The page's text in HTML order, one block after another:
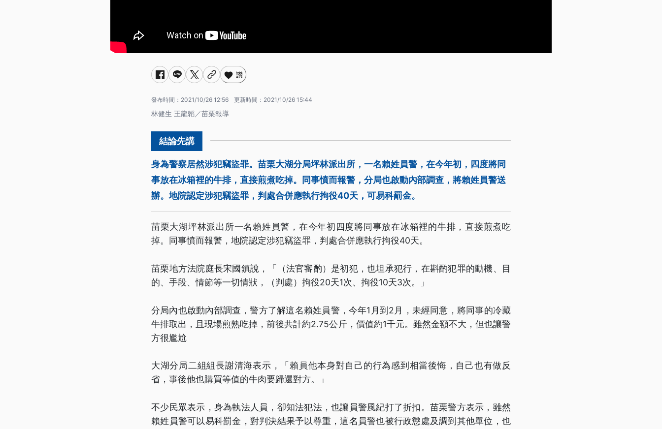
讚
發布時間： 2021/10/26 12:56 更新時間： 2021/10/26 15:44
林健生 王龍韜／苗栗報導
身為警察居然涉犯竊盜罪。苗栗大湖分局坪林派出所，一名賴姓員警，在今年初，四度將同
事放在冰箱裡的牛排，直接煎煮吃掉。同事憤而報警，分局也啟動內部調查，將賴姓員警送
辦。地院認定涉犯竊盜罪，判處合併應執行拘役40天，可易科罰金。
苗栗大湖坪林派出所一名賴姓員警，在今年初四度將同事放在冰箱裡的牛排，直接煎煮吃
掉。同事憤而報警，地院認定涉犯竊盜罪，判處合併應執行拘役40天。
苗栗地方法院庭長宋國鎮說，「（法官審酌）是初犯，也坦承犯行，在斟酌犯罪的動機、目
的、手段、情節等一切情狀，（判處）拘役20天1次、拘役10天3次。」
分局內也啟動內部調查，警方了解這名賴姓員警，今年1月到2月，未經同意，將同事的冷藏
牛排取出，且現場煎熟吃掉，前後共計約2.75公斤，價值約1千元。雖然金額不大，但也讓警
方很尷尬
大湖分局二組組長謝清海表示，「賴員他本身對自己的行為感到相當後悔，自己也有做反
省，事後他也購買等值的牛肉要歸還對方。」
不少民眾表示，身為執法人員，卻知法犯法，也讓員警風紀打了折扣。苗栗警方表示，雖然
賴姓員警可以易科罰金，對判決結果予以尊重，這名員警也被行政懲處及調到其他單位，也